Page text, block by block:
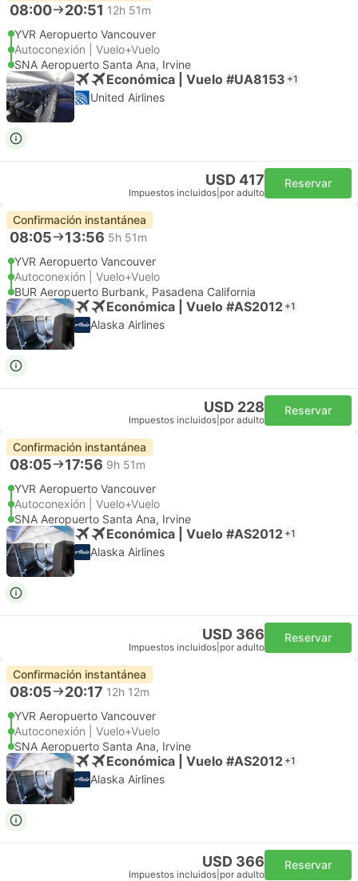
08:00 20:51 12h 51m
YVR Aeropuerto Vancouver
Autoconexión | Vuelo+Vuelo
SNA Aeropuerto Santa Ana, Irvine
Económica | Vuelo #UA8153 +1
United Airlines
USD 417
Impuestos incluidos por adulto
Reservar
Confirmación instantánea
08:05 13:56 5h 51m
YVR Aeropuerto Vancouver
Autoconexión | Vuelo+Vuelo
BUR Aeropuerto Burbank, Pasadena California
Económica | Vuelo #AS2012 +1
Alaska Airlines
USD 228
Impuestos incluidos por adulto
Reservar
Confirmación instantánea
08:05 17:56 9h 51m
YVR Aeropuerto Vancouver
Autoconexión | Vuelo+Vuelo
SNA Aeropuerto Santa Ana, Irvine
Económica | Vuelo #AS2012 +1
Alaska Airlines
USD 366
Impuestos incluidos por adulto
Reservar
Confirmación instantánea
08:05 20:17 12h 12m
YVR Aeropuerto Vancouver
Autoconexión | Vuelo+Vuelo
SNA Aeropuerto Santa Ana, Irvine
Económica | Vuelo #AS2012 +1
Alaska Airlines
USD 366
Impuestos incluidos por adulto
Reservar